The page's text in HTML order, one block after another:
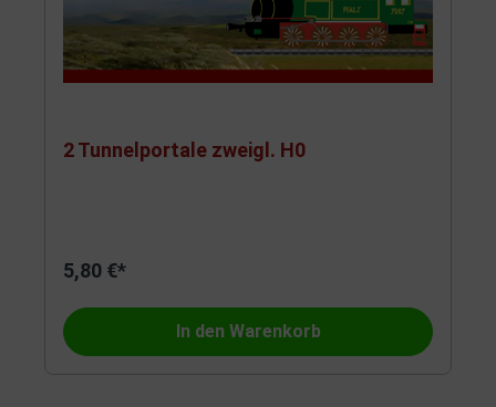
2 Tunnelportale zweigl. H0
5,80 €*
In den Warenkorb